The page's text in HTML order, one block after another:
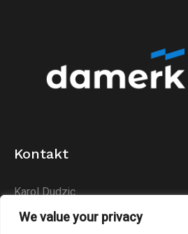
We value your privacy
Kontakt
Karol Dudzic
Huta Podłysica 24B
26-004 Bieliny